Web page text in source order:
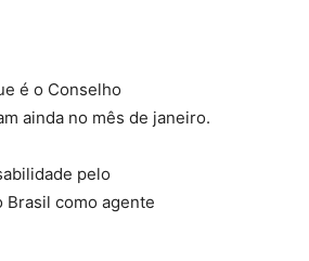
é o Conselho
ainda no mês de janeiro.
pelo
Brasil como agente